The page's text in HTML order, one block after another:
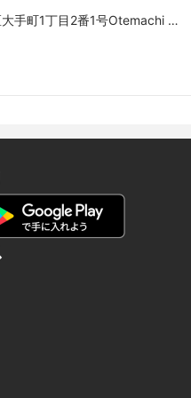
手町1丁目2番1号Otemachi O
階